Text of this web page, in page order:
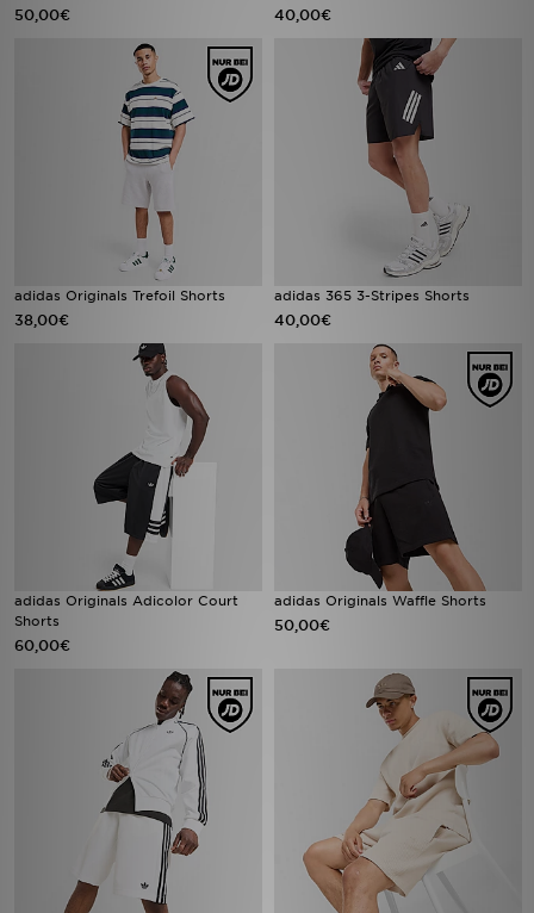
50,00€ 40,00€
adidas Originals Trefoil Shorts
38,00€
adidas 365 3-Stripes Shorts
40,00€
adidas Originals Adicolor Court
Shorts
60,00€
adidas Originals Waffle Shorts
50,00€